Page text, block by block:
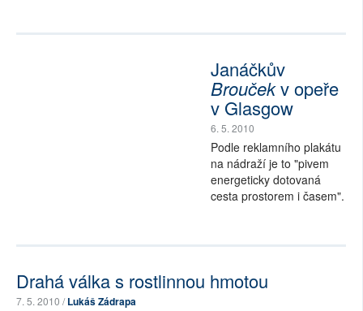
Janáčkův
Broučekv opeře
v Glasgow
6. 5. 2010
Podle reklamního plakátu
na nádraží je to "pivem
energeticky dotovaná
cesta prostorem i časem".
Drahá válka s rostlinnou hmotou
7. 5. 2010 /Lukáš Zádrapa